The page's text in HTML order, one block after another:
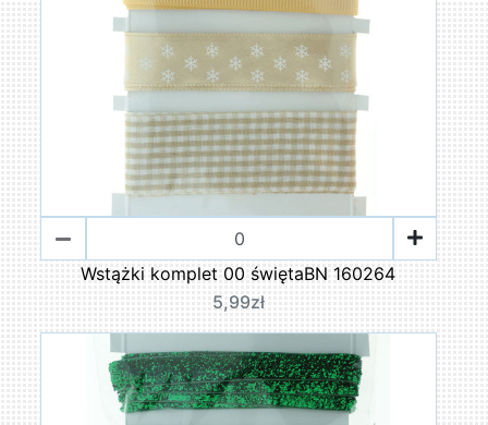
Wstążki komplet 00 świętaBN 160264
5,99zł